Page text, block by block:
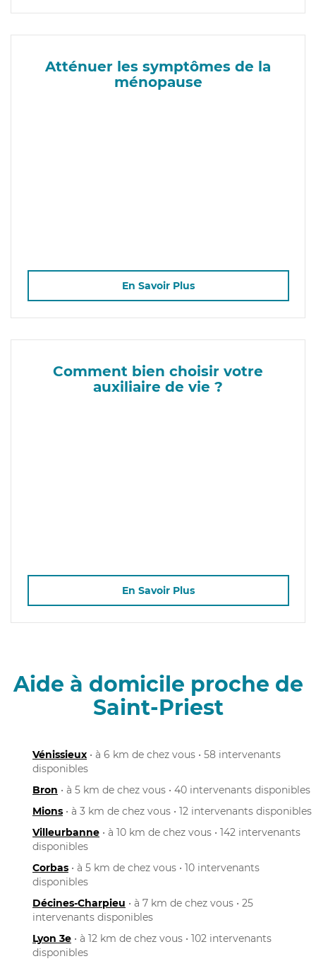
Atténuer les symptômes de la
ménopause
En Savoir Plus
Comment bien choisir votre
auxiliaire de vie ?
En Savoir Plus
Aide à domicile proche de
Saint-Priest
Vénissieux • à 6 km de chez vous • 58 intervenants
disponibles
Bron • à 5 km de chez vous • 40 intervenants disponibles
Mions • à 3 km de chez vous • 12 intervenants disponibles
Villeurbanne • à 10 km de chez vous • 142 intervenants
disponibles
Corbas • à 5 km de chez vous • 10 intervenants
disponibles
Décines-Charpieu • à 7 km de chez vous • 25
intervenants disponibles
Lyon 3e • à 12 km de chez vous • 102 intervenants
disponibles